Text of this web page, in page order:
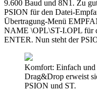
9.600 Baud und 8N1. Zu
PSION für den Datei-
Übertragung-Menü
NAME \OPL\ST-I.OPL für
ENTER. Nun steht der
Komfort: Einfach und
Drag&Drop erweist
PSION und ST.